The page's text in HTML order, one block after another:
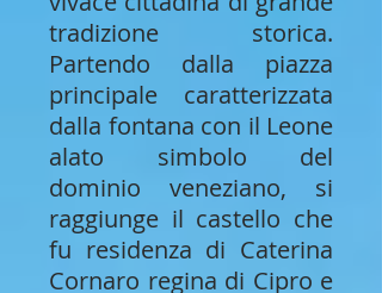
tradizione storica.
Partendo dalla piazza
principale caratterizzata
dalla fontana con il Leone
alato simbolo del
dominio veneziano, si
raggiunge il castello che
fu residenza di Caterina
Cornaro regina di Cipro e